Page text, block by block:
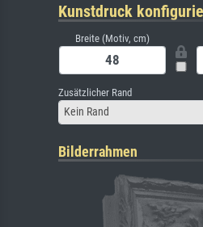
Kunstdruck
Breite (Motiv, cm)
Zusätzlicher Rand
Kein Rand
Bilderrahmen